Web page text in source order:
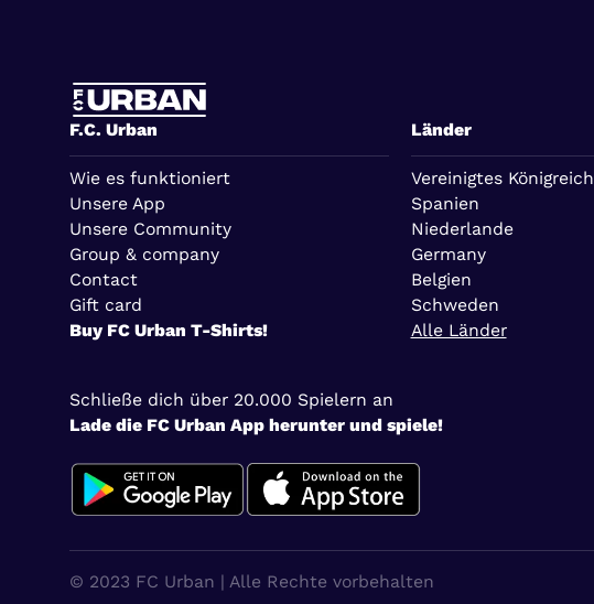
F.C. Urban
Wie es funktioniert
Unsere App
Unsere Community
Group & company
Contact
Gift card
Buy FC Urban T-Shirts!
Länder
Vereinigtes Königreich
Spanien
Niederlande
Germany
Belgien
Schweden
Alle Länder
Schließe dich über 20.000 Spielern an
Lade die FC Urban App herunter und spiele!
© 2023 FC Urban | Alle Rechte vorbehalten